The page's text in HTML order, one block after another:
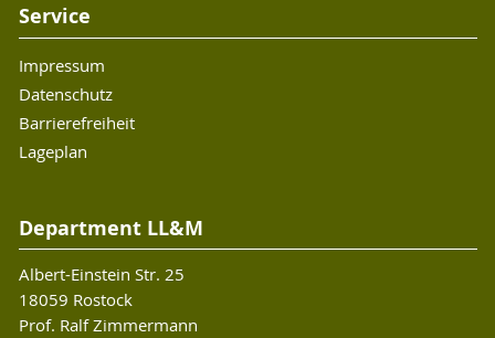
Service
Impressum
Datenschutz
Barrierefreiheit
Lageplan
Department LL&M
Albert-Einstein Str. 25
18059 Rostock
Prof. Ralf Zimmermann